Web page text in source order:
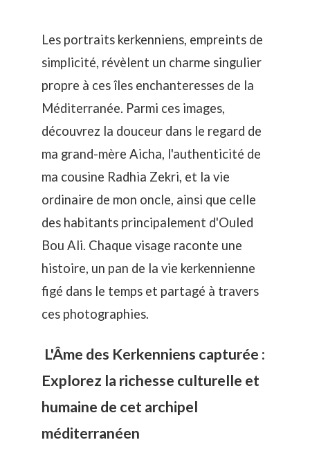
Les portraits kerkenniens, empreints de
simplicité, révèlent un charme singulier
propre à ces îles enchanteresses de la
Méditerranée. Parmi ces images,
découvrez la douceur dans le regard de
ma grand-mère Aicha, l'authenticité de
ma cousine Radhia Zekri, et la vie
ordinaire de mon oncle, ainsi que celle
des habitants principalement d'Ouled
Bou Ali. Chaque visage raconte une
histoire, un pan de la vie kerkennienne
figé dans le temps et partagé à travers
ces photographies.
L'Âme des Kerkenniens capturée :
Explorez la richesse culturelle et
humaine de cet archipel
méditerranéen